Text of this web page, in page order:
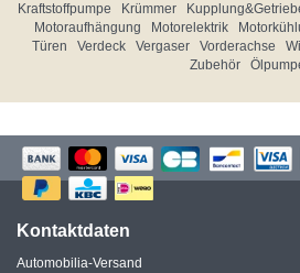
Kraftstoffpumpe
Krümmer
Motoraufhängung
Motorelektrik
Türen
Verdeck Vergaser Vorderachse
Zubehör
Kontaktdaten
Automobilia-Versand